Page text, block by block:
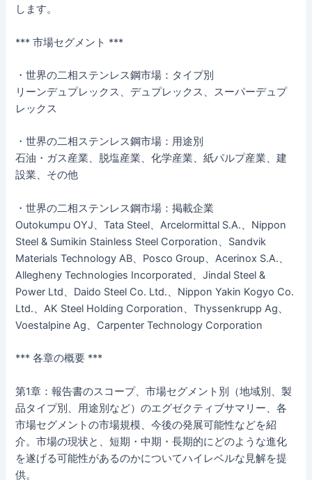
します。
*** 市場セグメント ***
・世界の二相ステンレス鋼市場：タイプ別
リーンデュプレックス、デュプレックス、スーパーデュプ
レックス
・世界の二相ステンレス鋼市場：用途別
石油・ガス産業、脱塩産業、化学産業、紙パルプ産業、建
設業、その他
・世界の二相ステンレス鋼市場：掲載企業
Outokumpu OYJ、Tata Steel、Arcelormittal S.A.、Nippon
Steel & Sumikin Stainless Steel Corporation、Sandvik
Materials Technology AB、Posco Group、Acerinox S.A.、
Allegheny Technologies Incorporated、Jindal Steel &
Power Ltd、Daido Steel Co. Ltd.、Nippon Yakin Kogyo Co.
Ltd.、AK Steel Holding Corporation、Thyssenkrupp Ag、
Voestalpine Ag、Carpenter Technology Corporation
*** 各章の概要 ***
第1章：報告書のスコープ、市場セグメント別（地域別、製
品タイプ別、用途別など）のエグゼクティブサマリー、各
市場セグメントの市場規模、今後の発展可能性などを紹
介。市場の現状と、短期・中期・長期的にどのような進化
を遂げる可能性があるのかについてハイレベルな見解を提
供。